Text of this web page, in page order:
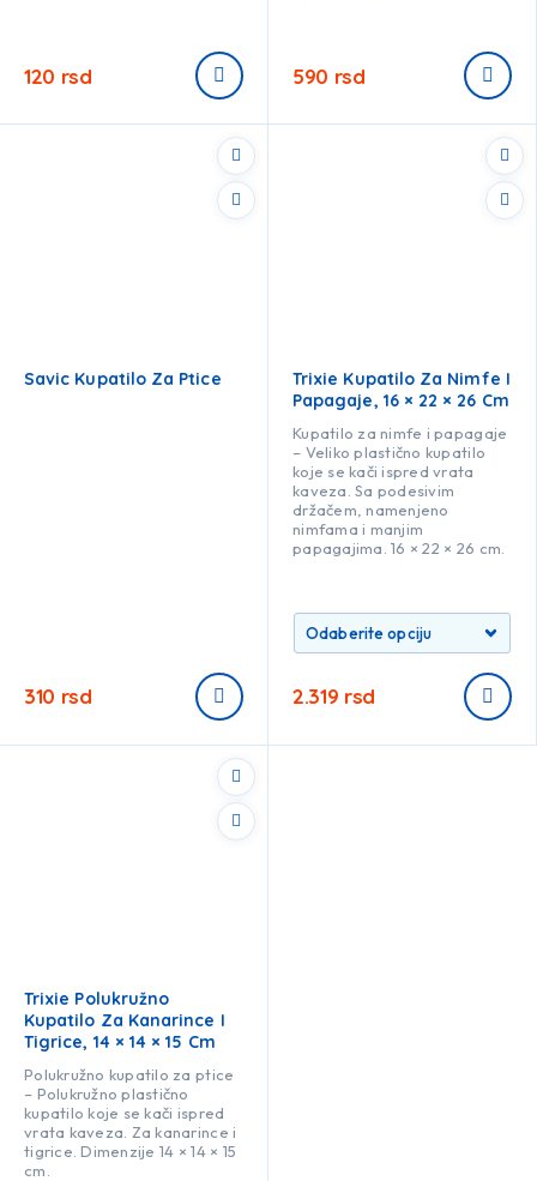
120 rsd 590 rsd
Savic Kupatilo Za Ptice
310 rsd
Trixie Kupatilo Za Nimfe I
Papagaje, 16 × 22 × 26 Cm
Kupatilo za nimfe i papagaje
– Veliko plastično kupatilo
koje se kači ispred vrata
kaveza. Sa podesivim
držačem, namenjeno
nimfama i manjim
papagajima. 16 × 22 × 26 cm.
2.319 rsd
Trixie Polukružno
Kupatilo Za Kanarince I
Tigrice, 14 × 14 × 15 Cm
Polukružno kupatilo za ptice
– Polukružno plastično
kupatilo koje se kači ispred
vrata kaveza. Za kanarince i
tigrice. Dimenzije 14 × 14 × 15
cm.